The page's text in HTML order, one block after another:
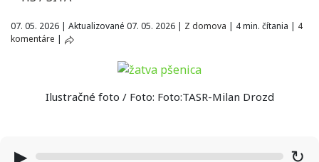
07. 05. 2026 | Aktualizované 07. 05. 2026 | Z domova | 4 min. čítania | 4
komentáre |
Ilustračné foto / Foto: Foto:TASR-Milan Drozd
▶ ↻